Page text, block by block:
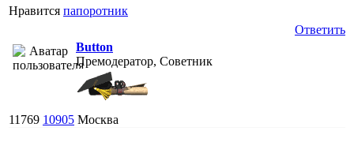
Нравится папоротник
Ответить
Button
Премодератор, Советник
11769 10905 Москва